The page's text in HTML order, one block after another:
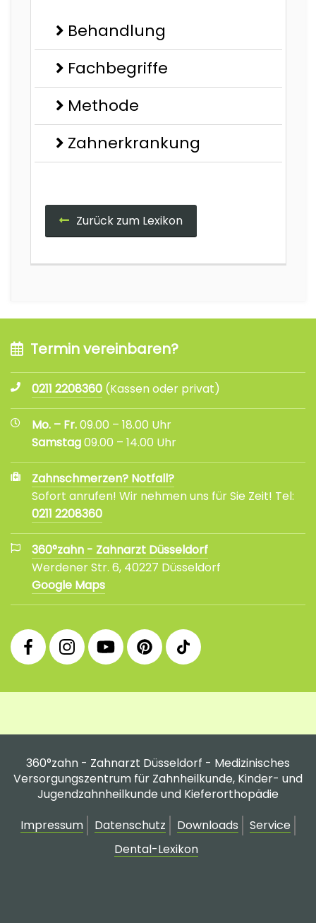
Behandlung
Fachbegriffe
Methode
Zahnerkrankung
Zurück zum Lexikon
Termin vereinbaren?
0211 2208360 (Kassen oder privat)
Mo. – Fr.09.00 – 18.00 Uhr
Samstag09.00 – 14.00 Uhr
Zahnschmerzen? Notfall?
Sofort anrufen! Wir nehmen uns für Sie Zeit! Tel:
0211 2208360
360°zahn - Zahnarzt Düsseldorf
Werdener Str. 6, 40227 Düsseldorf
Google Maps
360°
Facebook
Fanpage
360°
Instagram
Praxis
360°
YouTube
Channel
360°
Pinterest
Profil
360°
tiktok
Profil
360°zahn - Zahnarzt Düsseldorf - Medizinisches
Versorgungszentrum für Zahnheilkunde, Kinder- und
Jugendzahnheilkunde und Kieferorthopädie
Impressum
Datenschutz Downloads
Service
Dental-Lexikon